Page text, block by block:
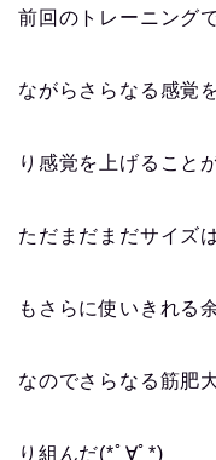
前回のトレーニング
ながらさらなる感覚
り感覚を上げること
ただまだまだサイズ
もさらに使いきれる
なのでさらなる筋肥
り組んだ(*ﾟ∀ﾟ*)